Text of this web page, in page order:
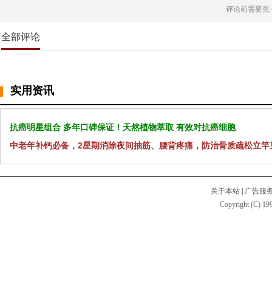
评论前需要先
全部评论
实用资讯
抗癌明星组合 多年口碑保证！天然植物萃取 有效对抗癌细胞
中老年补钙必备，2星期消除夜间抽筋、腰背疼痛，防治骨质疏松立竿
关于本站
广告服
Copyright (C)